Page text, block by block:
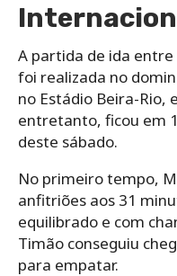
A partida de ida
foi realizada no
no Estádio Beira-Rio,
entretanto, ficou em
deste sábado.
No primeiro tempo,
anfitriões aos 31
equilibrado e com
Timão conseguiu
para empatar.